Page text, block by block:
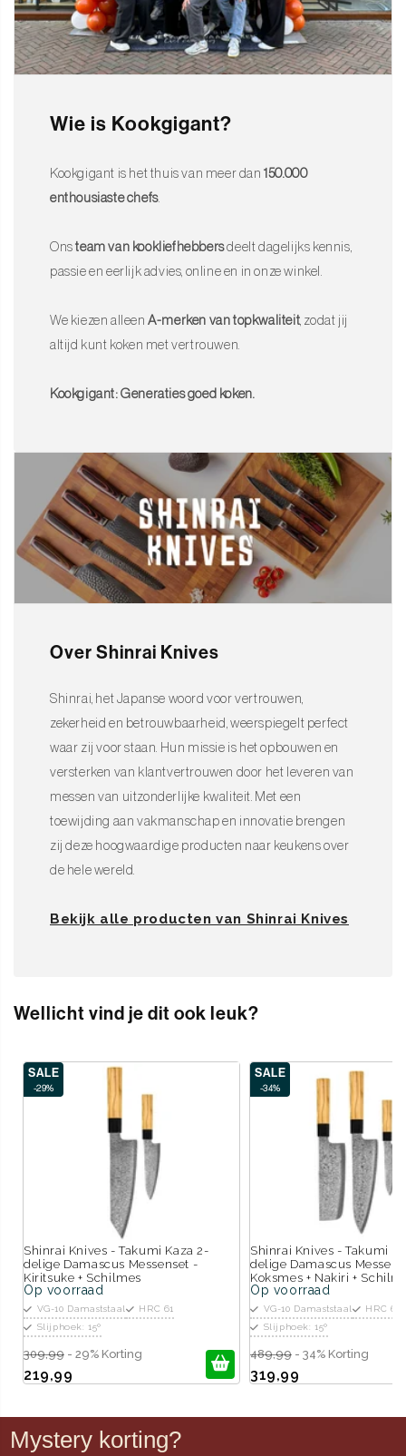
Wie is Kookgigant?
Kookgigant is het thuis van meer dan150.000
enthousiaste chefs.
Onsteam van kookliefhebbersdeelt dagelijks kennis,
passie en eerlijk advies, online en in onze winkel.
We kiezen alleenA-merken van topkwaliteit , zodat jij
altijd kunt koken met vertrouwen.
Kookgigant: Generaties goed koken.
Over Shinrai Knives
Shinrai, het Japanse woord voor vertrouwen,
zekerheid en betrouwbaarheid, weerspiegelt perfect
waar zij voor staan. Hun missie is het opbouwen en
versterken van klantvertrouwen door het leveren van
messen van uitzonderlijke kwaliteit. Met een
toewijding aan vakmanschap en innovatie brengen
zij deze hoogwaardige producten naar keukens over
de hele wereld.
Bekijk alle producten van Shinrai Knives
Wellicht vind je dit ook leuk?
SALE
-29%
Shinrai Knives - Takumi Kaza 2-
delige Damascus Messenset -
Kiritsuke + Schilmes
Op voorraad
VG-10 Damaststaal
HRC 61
Slijphoek: 15º
309,99 - 29% Korting
219,99
SALE
-34%
Shinrai Knives - Takumi
delige Damascus
Koksmes + Nakiri +
Op voorraad
VG-10 Damaststaal
HRC 61
Slijphoek: 15º
489,99 - 34% Korting
319,99
Mystery korting?